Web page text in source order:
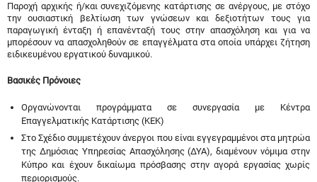
Παροχή αρχικής ή/και συνεχιζόμενης κατάρτισης σε ανέργους, με στόχο
την ουσιαστική βελτίωση των γνώσεων και δεξιοτήτων τους για
παραγωγική ένταξη ή επανένταξή τους στην απασχόληση και για να
μπορέσουν να απασχοληθούν σε επαγγέλματα στα οποία υπάρχει ζήτηση
ειδικευμένου εργατικού δυναμικού.
Βασικές Πρόνοιες
Οργανώνονται προγράμματα σε συνεργασία με Κέντρα
Επαγγελματικής Κατάρτισης (ΚΕΚ)
Στο Σχέδιο συμμετέχουν άνεργοι που είναι εγγεγραμμένοι στα μητρώα
της Δημόσιας Υπηρεσίας Απασχόλησης (ΔΥΑ), διαμένουν νόμιμα στην
Κύπρο και έχουν δικαίωμα πρόσβασης στην αγορά εργασίας χωρίς
περιορισμούς.